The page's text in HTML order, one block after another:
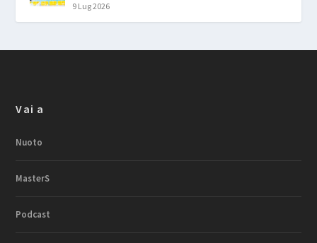
9 Lug 2026
Vai a
Nuoto
MasterS
Podcast